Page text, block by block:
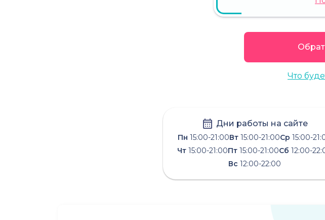
Что
Дни работы на сайте
Пн 15:00-21:00Вт 15:00-21:00Ср 15:00-
Чт 15:00-21:00Пт 15:00-21:00Сб 12:00-
Вс 12:00-22:00